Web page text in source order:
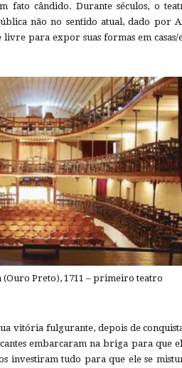
fato cândido. Durante séculos, o
não no sentido atual, dado por
livre para expor suas formas em
(Ouro Preto), 1711 – primeiro teatro
vitória fulgurante, depois de
embarcaram na briga para que
investiram tudo para que ele se